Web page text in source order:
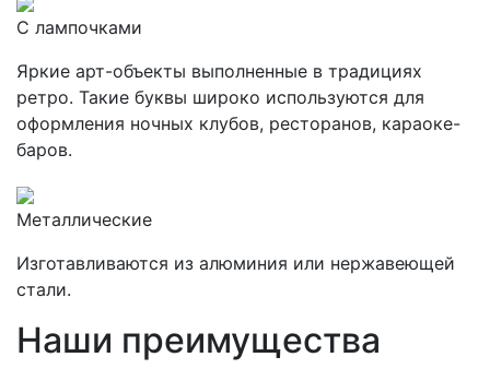
С лампочками
Яркие арт-объекты выполненные в традициях
ретро. Такие буквы широко используются для
оформления ночных клубов, ресторанов, караоке-
баров.
Металлические
Изготавливаются из алюминия или нержавеющей
стали.
Наши преимущества